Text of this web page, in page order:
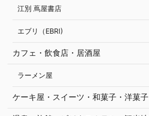
江別 蔦屋書店
エブリ（EBRI)
カフェ・飲食店・居酒屋
ラーメン屋
ケーキ屋・スイーツ・和菓子・洋菓子